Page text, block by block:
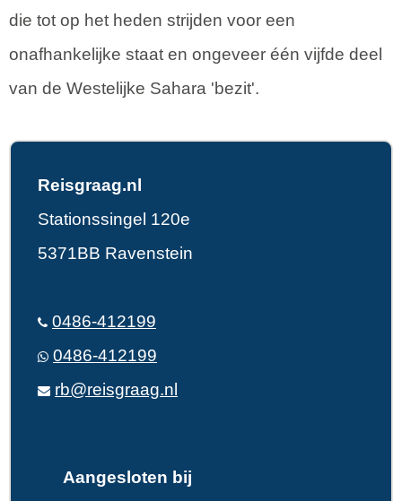
die tot op het heden strijden voor een
onafhankelijke staat en ongeveer één vijfde deel
van de Westelijke Sahara 'bezit'.
Reisgraag.nl
Stationssingel 120e
5371BB Ravenstein
0486-412199
0486-412199
rb@reisgraag.nl
Aangesloten bij